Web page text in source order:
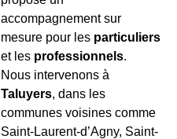
accompagnement sur
mesure pour les particuliers
et les professionnels.
Nous intervenons à
Taluyers, dans les
communes voisines comme
Saint-Laurent-d’Agny, Saint-